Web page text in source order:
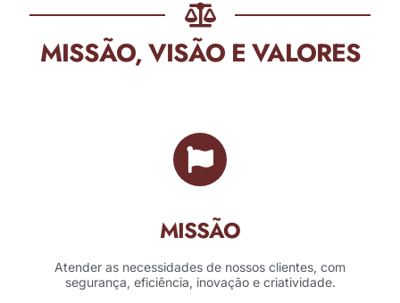
MISSÃO, VISÃO E VALORES
MISSÃO
Atender as necessidades de nossos clientes, com
segurança, eficiência, inovação e criatividade.